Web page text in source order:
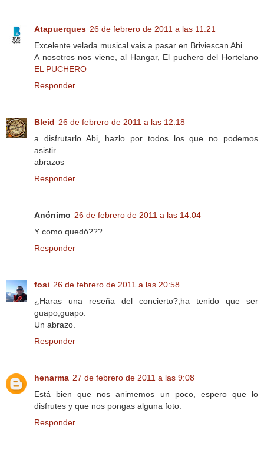
Atapuerques 26 de febrero de 2011 a las 11:21
Excelente velada musical vais a pasar en Briviescan Abi.
A nosotros nos viene, al Hangar, El puchero del Hortelano
EL PUCHERO
Responder
Bleid 26 de febrero de 2011 a las 12:18
a disfrutarlo Abi, hazlo por todos los que no podemos
asistir...
abrazos
Responder
Anónimo 26 de febrero de 2011 a las 14:04
Y como quedó???
Responder
fosi 26 de febrero de 2011 a las 20:58
¿Haras una reseña del concierto?,ha tenido que ser
guapo,guapo.
Un abrazo.
Responder
henarma 27 de febrero de 2011 a las 9:08
Está bien que nos animemos un poco, espero que lo
disfrutes y que nos pongas alguna foto.
Responder